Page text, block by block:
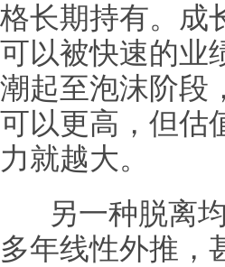
格长期持有。成
可以被快速的业
潮起至泡沫阶段
可以更高，但估
力就越大。
另一种脱离均
多年线性外推，